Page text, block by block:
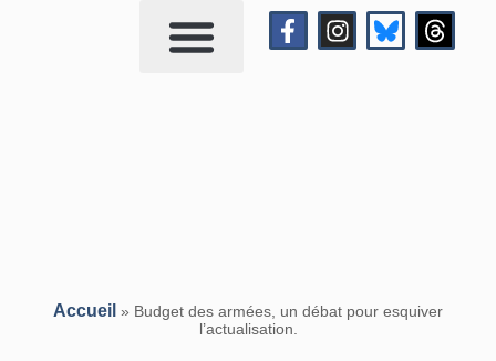
Accueil » Budget des armées, un débat pour esquiver
l’actualisation.